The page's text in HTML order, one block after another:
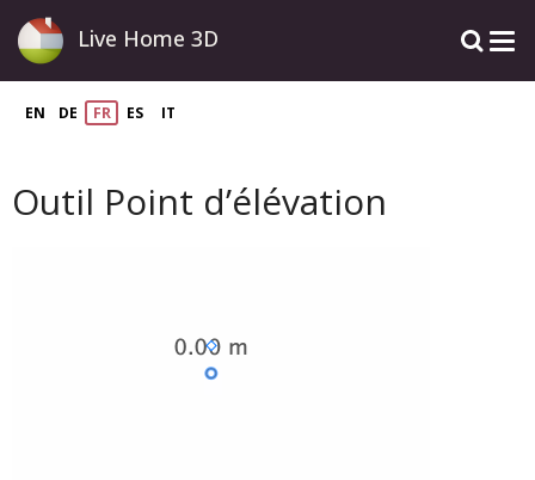
Live Home 3D
EN DE FR ES IT
Outil Point d’élévation